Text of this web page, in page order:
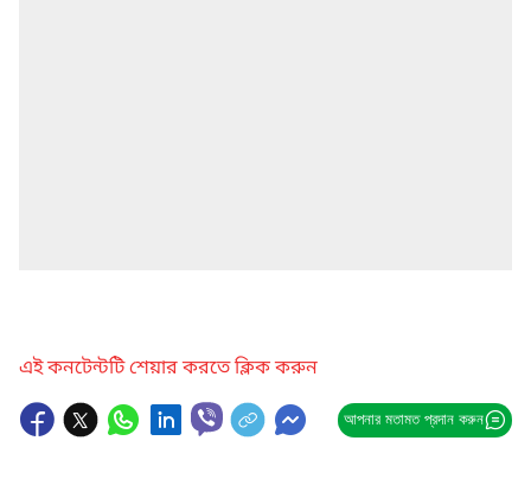
এই কনটেন্টটি শেয়ার করতে ক্লিক করুন
আপনার মতামত প্রদান করুন